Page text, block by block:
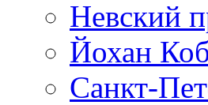
Невский
Йохан
Санкт-